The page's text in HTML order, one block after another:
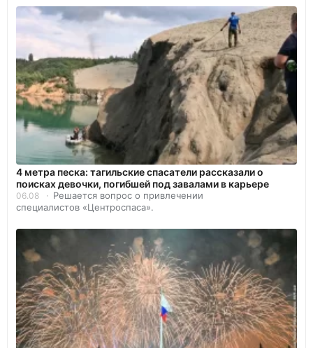
4 метра песка: тагильские спасатели рассказали о
поисках девочки, погибшей под завалами в карьере
06.08
Решается вопрос о привлечении
специалистов «Центроспаса».